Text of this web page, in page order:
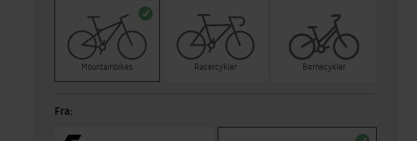
Mountainbikes Racercykler Børnecykler
Fra: